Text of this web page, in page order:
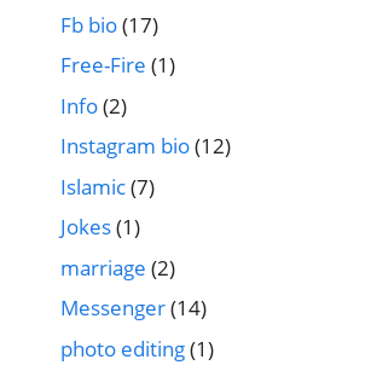
Fb bio(17)
Free-Fire (1)
Info(2)
Instagram bio(12)
Islamic(7)
Jokes(1)
marriage (2)
Messenger(14)
photo editing(1)